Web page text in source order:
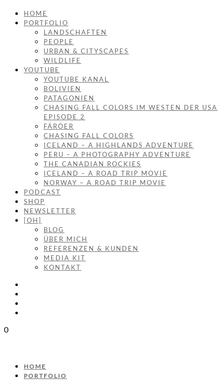
HOME
PORTFOLIO
LANDSCHAFTEN
PEOPLE
URBAN & CITYSCAPES
WILDLIFE
YOUTUBE
YOUTUBE KANAL
BOLIVIEN
PATAGONIEN
CHASING FALL COLORS IM WESTEN DER USA
EPISODE 2
FÄRÖER
CHASING FALL COLORS
ICELAND – A HIGHLANDS ADVENTURE
PERU – A PHOTOGRAPHY ADVENTURE
THE CANADIAN ROCKIES
ICELAND – A ROAD TRIP MOVIE
NORWAY – A ROAD TRIP MOVIE
PODCAST
SHOP
NEWSLETTER
[OH]
BLOG
ÜBER MICH
REFERENZEN & KUNDEN
MEDIA KIT
KONTAKT
0
HOME
PORTFOLIO